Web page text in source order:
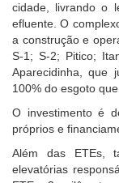
cidade, livrando o
efluente. O
a construção e
S-1; S-2; Pitico;
Aparecidinha, que
100% do esgoto
O investimento é
próprios e
Além das ETEs,
elevatórias